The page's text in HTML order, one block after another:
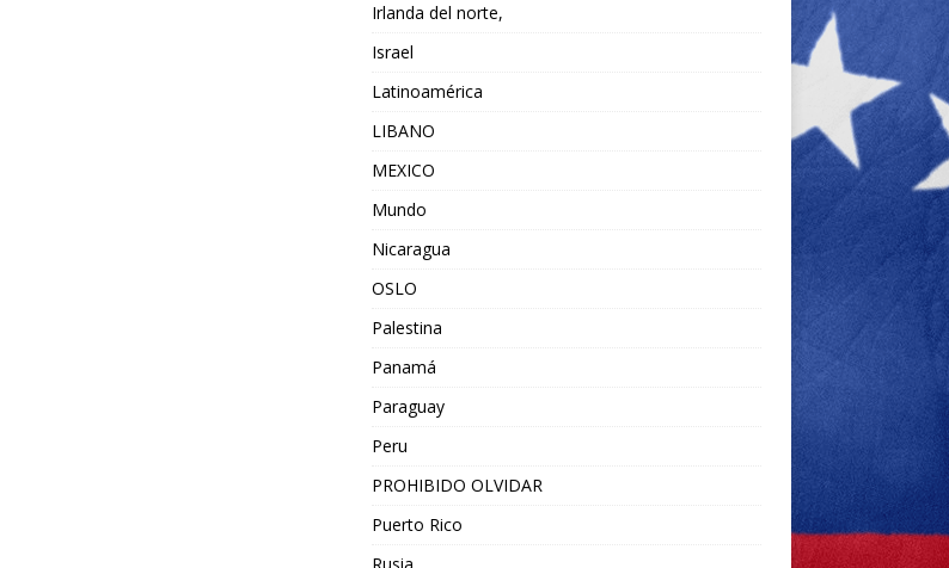
Irlanda del norte,
Israel
Latinoamérica
LIBANO
MEXICO
Mundo
Nicaragua
OSLO
Palestina
Panamá
Paraguay
Peru
PROHIBIDO OLVIDAR
Puerto Rico